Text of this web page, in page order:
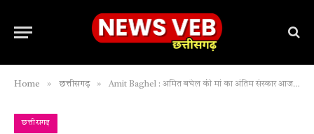
Home » छत्तीसगढ़ » Amit Baghel : अमित बघेल की मां का अंतिम संस्कार आज, पुलिस सुरक्षा में पहुंचे क्रांति सेना प्रमुख
छत्तीसगढ़